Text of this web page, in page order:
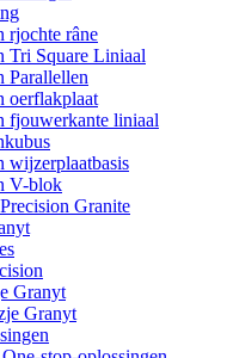
rjochte râne
Tri Square Liniaal
Parallellen
oerflakplaat
fjouwerkante liniaal
wijzerplaatbasis
V-blok
Granite
Granyt
Granyt